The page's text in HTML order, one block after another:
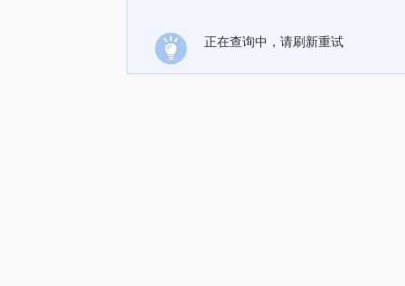
正在查询中，请刷新重试